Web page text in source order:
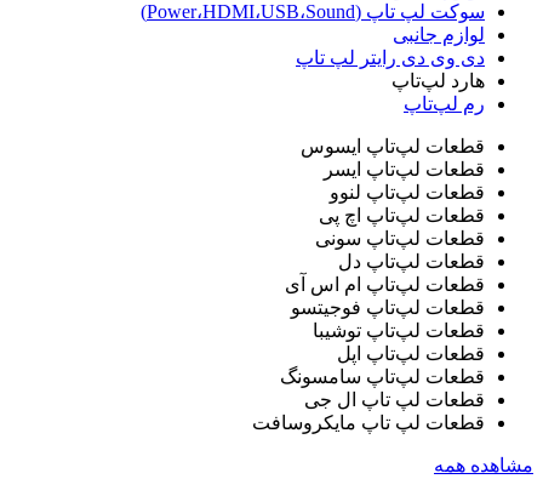
سوکت لپ تاپ (Power،HDMI،USB،Sound)
لوازم جانبی
دی وی دی رایتر لپ‌ تاپ
هارد لپ‌تاپ
رم لپ‌تاپ
قطعات لپ‌تاپ ایسوس
قطعات لپ‌تاپ ایسر
قطعات لپ‌تاپ لنوو
قطعات لپ‌تاپ اچ پی
قطعات لپ‌تاپ سونی
قطعات لپ‌تاپ دل
قطعات لپ‌تاپ ام اس آی
قطعات لپ‌تاپ فوجیتسو
قطعات لپ‌تاپ توشیبا
قطعات لپ‌تاپ اپل
قطعات لپ‌تاپ سامسونگ
قطعات لپ تاپ ال جی
قطعات لپ تاپ مایکروسافت
مشاهده همه